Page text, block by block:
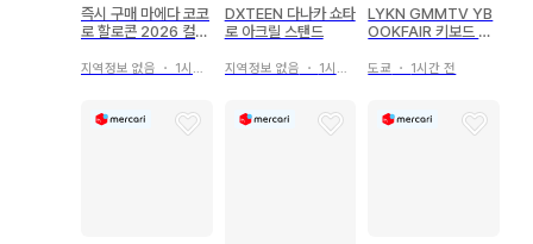
즉시 구매 마에다 코코
로 할로콘 2026 컬렉
지역정보 없음 ・ 1시간 전
DXTEEN 다나카 쇼타
로 아크릴 스탠드
지역정보 없음 ・ 1시간 전
LYKN GMMTV YB
OOKFAIR 키보드 스
도쿄 ・ 1시간 전